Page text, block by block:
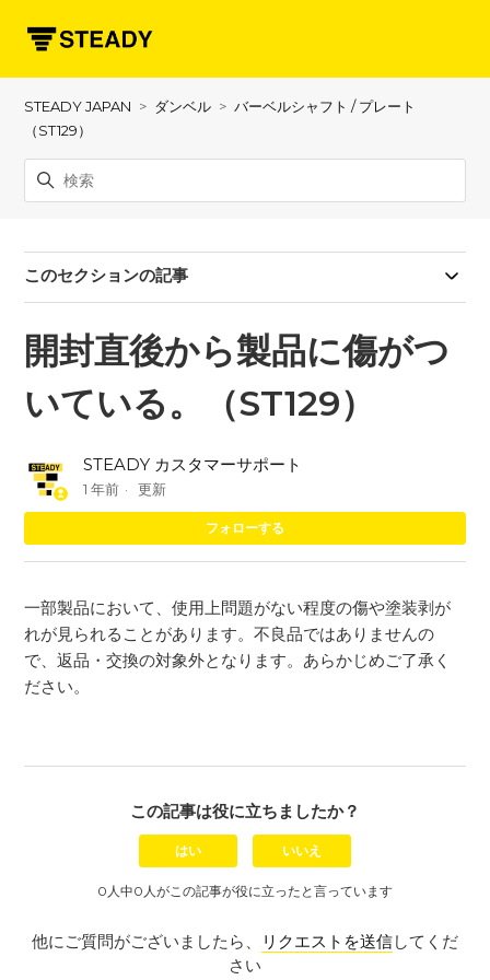
STEADY JAPAN ダンベル
バーベルシャフト / プレート
（ST129）
このセクションの記事
開封直後から製品に傷がつ
いている。（ST129）
STEADY カスタマーサポート
1 年前 更新
フォローする
一部製品において、使用上問題がない程度の傷や塗装剥が
れが見られることがあります。不良品ではありませんの
で、返品・交換の対象外となります。あらかじめご了承く
ださい。
この記事は役に立ちましたか？
はい いいえ
0人中0人がこの記事が役に立ったと言っています
他にご質問がございましたら、 リクエストを送信してくだ
さい